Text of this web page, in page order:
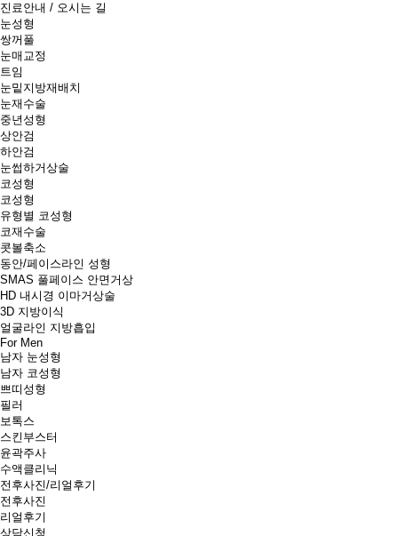
진료안내 / 오시는 길
눈성형
쌍꺼풀
눈매교정
트임
눈밑지방재배치
눈재수술
중년성형
상안검
하안검
눈썹하거상술
코성형
코성형
유형별 코성형
코재수술
콧볼축소
동안/페이스라인 성형
SMAS 풀페이스 안면거상
HD 내시경 이마거상술
3D 지방이식
얼굴라인 지방흡입
For Men
남자 눈성형
남자 코성형
쁘띠성형
필러
보톡스
스킨부스터
윤곽주사
수액클리닉
전후사진/리얼후기
전후사진
리얼후기
상담신청